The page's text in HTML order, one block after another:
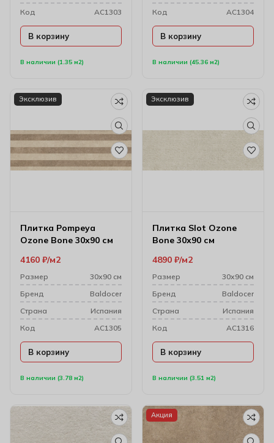
В наличии (1.35 м2)
Код
AC1303
В корзину
В наличии (45.36 м2)
Код
AC1304
В корзину
Эксклюзив
Плитка Pompeya
Ozone Bone 30х90 см
В наличии (3.78 м2)
4160 ₽ м2
Размер
30х90 см
Бренд
Baldocer
Cтрана
Испания
Код
AC1305
В корзину
Эксклюзив
Плитка Slot Ozone
Bone 30х90 см
В наличии (3.51 м2)
4890 ₽ м2
Размер
30х90 см
Бренд
Baldocer
Cтрана
Испания
Код
AC1316
В корзину
Акция